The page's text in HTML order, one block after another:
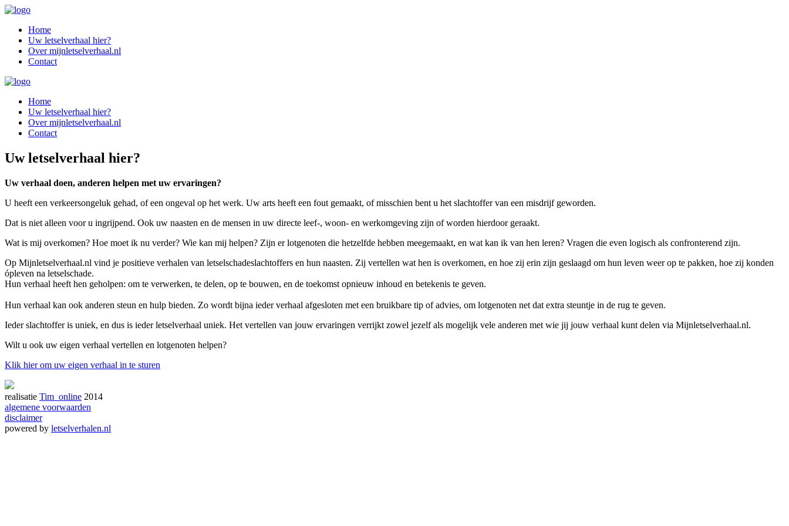
Home
Uw letselverhaal hier?
Over mijnletselverhaal.nl
Contact
Home
Uw letselverhaal hier?
Over mijnletselverhaal.nl
Contact
Uw letselverhaal hier?
Uw verhaal doen, anderen helpen met uw ervaringen?
U heeft een verkeersongeluk gehad, of een ongeval op het werk. Uw arts heeft een fout gemaakt, of misschien bent u het slachtoffer van een misdrijf geworden.
Dat is niet alleen voor u ingrijpend. Ook uw naasten en de mensen in uw directe leef-, woon- en werkomgeving zijn of worden hierdoor geraakt.
Wat is mij overkomen? Hoe moet ik nu verder? Wie kan mij helpen? Zijn er lotgenoten die hetzelfde hebben meegemaakt, en wat kan ik van hen leren? Vragen die even logisch als confronterend zijn.
Op Mijnletselverhaal.nl vind je positieve verhalen van letselschadeslachtoffers en hun naasten. Zij vertellen wat hen is overkomen, en hoe zij erin zijn geslaagd om hun leven weer op te pakken, hoe zij konden
ópleven na letselschade.
Hun verhaal heeft hen geholpen: om te verwerken, te delen, op te bouwen, en de toekomst opnieuw inhoud en betekenis te geven.
Hun verhaal kan ook anderen steun en hulp bieden. Zo wordt bijna ieder verhaal afgesloten met een bruikbare tip of advies, om lotgenoten net dat extra steuntje in de rug te geven.
Ieder slachtoffer is uniek, en dus is ieder letselverhaal uniek. Het vertellen van jouw ervaringen verrijkt zowel jezelf als mogelijk vele anderen met wie jij jouw verhaal kunt delen via Mijnletselverhaal.nl.
Wilt u ook uw eigen verhaal vertellen en lotgenoten helpen?
Klik hier om uw eigen verhaal in te sturen
realisatie Tim_online 2014
algemene voorwaarden
disclaimer
powered by letselverhalen.nl